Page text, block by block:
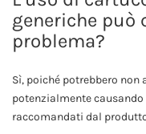
generiche può
problema?
Sì, poiché potrebbero
potenzialmente
raccomandati dal